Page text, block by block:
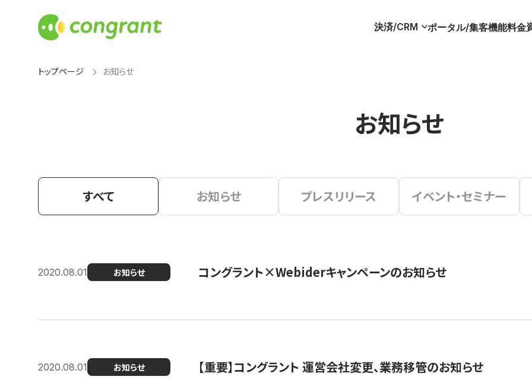
決済/CRM ポータル/集客機能料金
トップページ お知らせ
お知らせ
すべて お知らせ プレスリリース イベント・セミナー
2020.08.01 お知らせ コングラント×Webiderキャンペーンのお知らせ
2020.08.01 お知らせ 【重要】コングラント 運営会社変更、業務移管のお知らせ